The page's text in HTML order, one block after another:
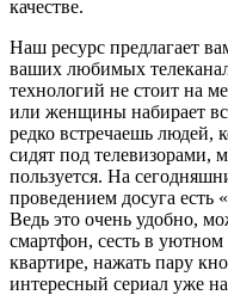
качестве.
Наш ресурс предлагает
ваших любимых
технологий не стоит на
или женщины набирает
редко встречаешь людей,
сидят под телевизорами,
пользуется. На
проведением досуга есть
Ведь это очень удобно,
смартфон, сесть в уютном
квартире, нажать пару
интересный сериал уже